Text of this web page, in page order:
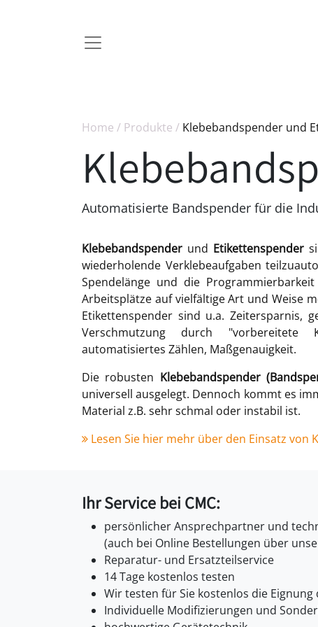
Home / Produkte / Klebebandspender und
Automatisierte Bandspender für die
Klebebandspender und Etikettenspender
wiederholende Verklebeaufgaben
Spendelänge und die
Arbeitsplätze auf vielfältige Art und Weise
Etikettenspender sind u.a. Zeitersparnis,
Verschmutzung durch "vorbereitete
automatisiertes Zählen, Maßgenauigkeit.
Die robusten Klebebandspender
universell ausgelegt. Dennoch kommt es
Material z.B. sehr schmal oder instabil ist.
Lesen Sie hier mehr über den Einsatz von
Ihr Service bei CMC:
persönlicher Ansprechpartner und
(auch bei Online Bestellungen über
Reparatur- und Ersatzteilservice
14 Tage kostenlos testen
Wir testen für Sie kostenlos die
Individuelle Modifizierungen und